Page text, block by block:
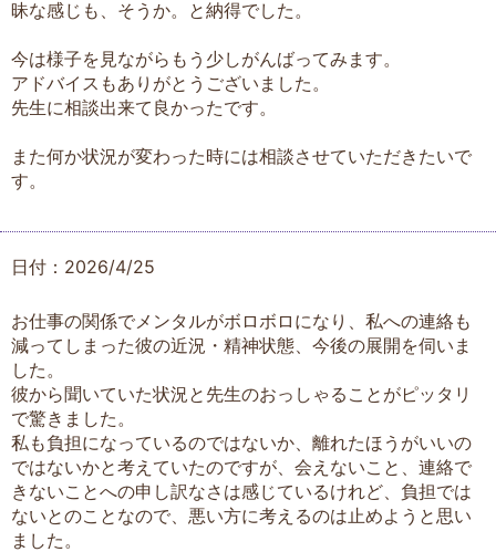
昧な感じも、そうか。と納得でした。
今は様子を見ながらもう少しがんばってみます。
アドバイスもありがとうございました。
先生に相談出来て良かったです。
また何か状況が変わった時には相談させていただきたいで
す。
日付：2026/4/25
お仕事の関係でメンタルがボロボロになり、私への連絡も
減ってしまった彼の近況・精神状態、今後の展開を伺いま
した。
彼から聞いていた状況と先生のおっしゃることがピッタリ
で驚きました。
私も負担になっているのではないか、離れたほうがいいの
ではないかと考えていたのですが、会えないこと、連絡で
きないことへの申し訳なさは感じているけれど、負担では
ないとのことなので、悪い方に考えるのは止めようと思い
ました。